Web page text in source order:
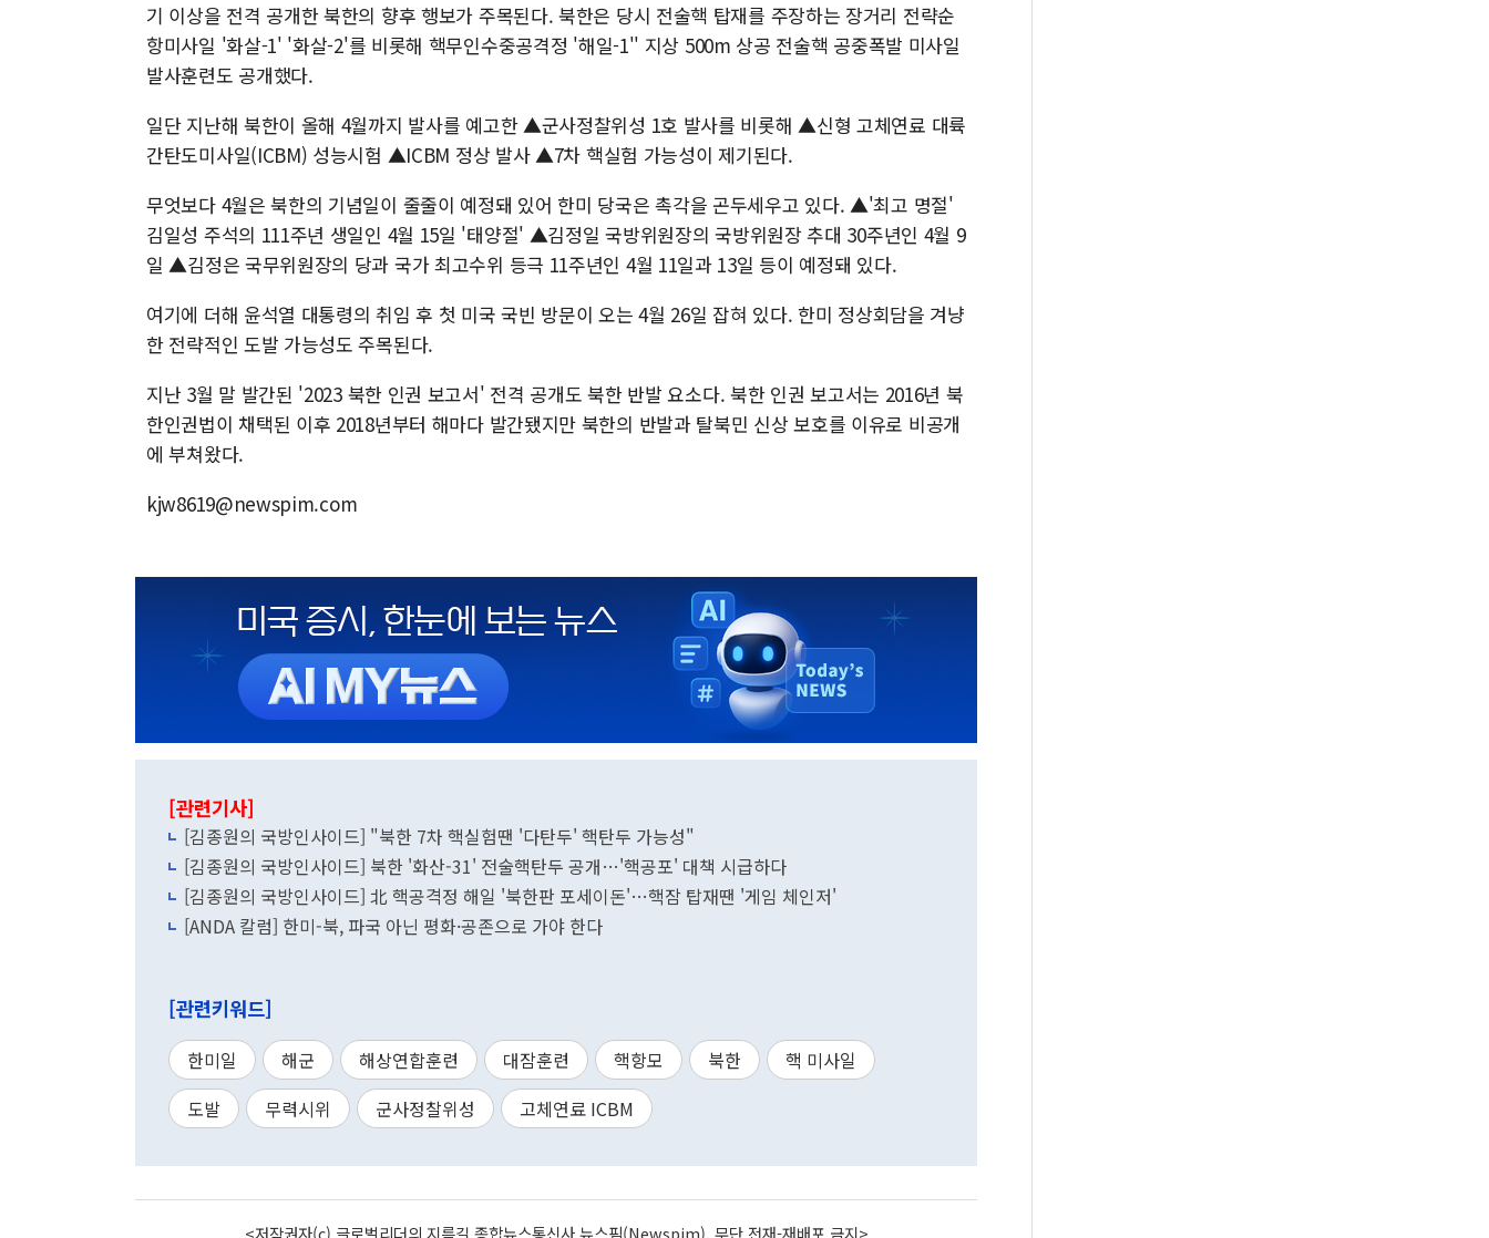
기 이상을 전격 공개한 북한의 향후 행보가 주목된다. 북한은 당시 전술핵 탑재를 주장하는 장거리 전략순
항미사일 '화살-1' '화살-2'를 비롯해 핵무인수중공격정 '해일-1'' 지상 500m 상공 전술핵 공중폭발 미사일
발사훈련도 공개했다.
일단 지난해 북한이 올해 4월까지 발사를 예고한 ▲군사정찰위성 1호 발사를 비롯해 ▲신형 고체연료 대륙
간탄도미사일(ICBM) 성능시험 ▲ICBM 정상 발사 ▲7차 핵실험 가능성이 제기된다.
무엇보다 4월은 북한의 기념일이 줄줄이 예정돼 있어 한미 당국은 촉각을 곤두세우고 있다. ▲'최고 명절'
김일성 주석의 111주년 생일인 4월 15일 '태양절' ▲김정일 국방위원장의 국방위원장 추대 30주년인 4월 9
일 ▲김정은 국무위원장의 당과 국가 최고수위 등극 11주년인 4월 11일과 13일 등이 예정돼 있다.
여기에 더해 윤석열 대통령의 취임 후 첫 미국 국빈 방문이 오는 4월 26일 잡혀 있다. 한미 정상회담을 겨냥
한 전략적인 도발 가능성도 주목된다.
지난 3월 말 발간된 '2023 북한 인권 보고서' 전격 공개도 북한 반발 요소다. 북한 인권 보고서는 2016년 북
한인권법이 채택된 이후 2018년부터 해마다 발간됐지만 북한의 반발과 탈북민 신상 보호를 이유로 비공개
에 부쳐왔다.
kjw8619@newspim.com
[관련기사]
[김종원의 국방인사이드] "북한 7차 핵실험땐 '다탄두' 핵탄두 가능성"
[김종원의 국방인사이드] 북한 '화산-31' 전술핵탄두 공개…'핵공포' 대책 시급하다
[김종원의 국방인사이드] 北 핵공격정 해일 '북한판 포세이돈'…핵잠 탑재땐 '게임 체인저'
[ANDA 칼럼] 한미-북, 파국 아닌 평화·공존으로 가야 한다
[관련키워드]
한미일 해군 해상연합훈련 대잠훈련 핵항모 북한
핵 미사일
도발
무력시위 군사정찰위성 고체연료 ICBM
<저작권자(c) 글로벌리더의 지름길 종합뉴스통신사 뉴스핌(Newspim), 무단 전재-재배포 금지>